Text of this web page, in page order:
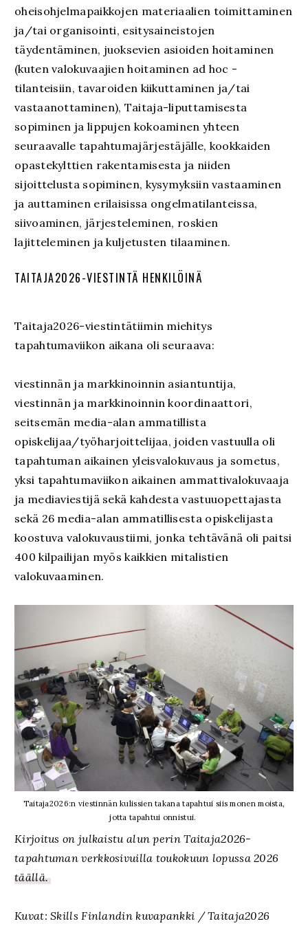
oheisohjelmapaikkojen materiaalien toimittaminen
ja/tai organisointi, esitysaineistojen
täydentäminen, juoksevien asioiden hoitaminen
(kuten valokuvaajien hoitaminen ad hoc -
tilanteisiin, tavaroiden kiikuttaminen ja/tai
vastaanottaminen), Taitaja-liputtamisesta
sopiminen ja lippujen kokoaminen yhteen
seuraavalle tapahtumajärjestäjälle, kookkaiden
opastekylttien rakentamisesta ja niiden
sijoittelusta sopiminen, kysymyksiin vastaaminen
ja auttaminen erilaisissa ongelmatilanteissa,
siivoaminen, järjesteleminen, roskien
lajitteleminen ja kuljetusten tilaaminen.
TAITAJA2026-VIESTINTÄ HENKILÖINÄ
Taitaja2026-viestintätiimin miehitys
tapahtumaviikon aikana oli seuraava:
viestinnän ja markkinoinnin asiantuntija,
viestinnän ja markkinoinnin koordinaattori,
seitsemän media-alan ammatillista
opiskelijaa/työharjoittelijaa, joiden vastuulla oli
tapahtuman aikainen yleisvalokuvaus ja sometus,
yksi tapahtumaviikon aikainen ammattivalokuvaaja
ja mediaviestijä sekä kahdesta vastuuopettajasta
sekä 26 media-alan ammatillisesta opiskelijasta
koostuva valokuvaustiimi, jonka tehtävänä oli paitsi
400 kilpailijan myös kaikkien mitalistien
valokuvaaminen.
Taitaja2026:n viestinnän kulissien takana tapahtui siis monen moista,
jotta tapahtui onnistui.
Kirjoitus on julkaistu alun perin Taitaja2026-
tapahtuman verkkosivuilla toukokuun lopussa 2026
täällä.
Kuvat: Skills Finlandin kuvapankki / Taitaja2026